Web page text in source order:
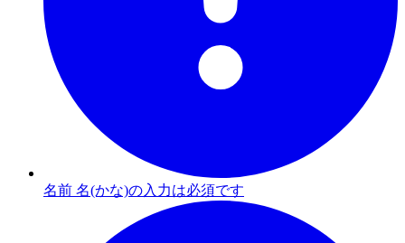
名前 名(かな)の入力は必須です